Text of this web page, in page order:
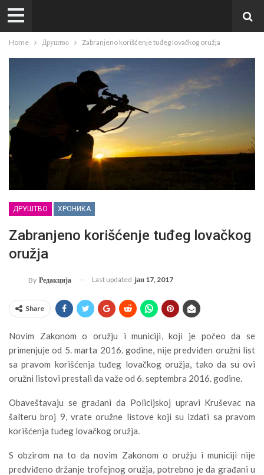
Home Друштво Zabranjeno korišćenje tuđeg lovačkog oružja
ДРУШТВО ХРОНИКА
Zabranjeno korišćenje tuđeg lovačkog
oružja
By Редакција Last updated јан 17, 2017
Share
Novim Zakonom o oružju i municiji, koji je počeo da se
primenjuje od 5. marta 2016. godine, nije predviđen oružni list
sa pravom korišćenja tuđeg lovačkog oružja, tako da su ovi
oružni listovi prestali da važe od 6. septembra 2016. godine.
Obaveštavaju se građani da Policijskoj upravi Kruševac na
šalteru broj 9, vrate oružne listove koji su izdati sa pravom
korišćenja tuđeg lovačkog oružja.
S obzirom na to da novim Zakonom o oružju i municiji nije
predviđeno držanje trofejnog oružja, potrebno je da građani u